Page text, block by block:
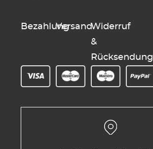
BezahlungVersandWiderruf
&
Rücksendung